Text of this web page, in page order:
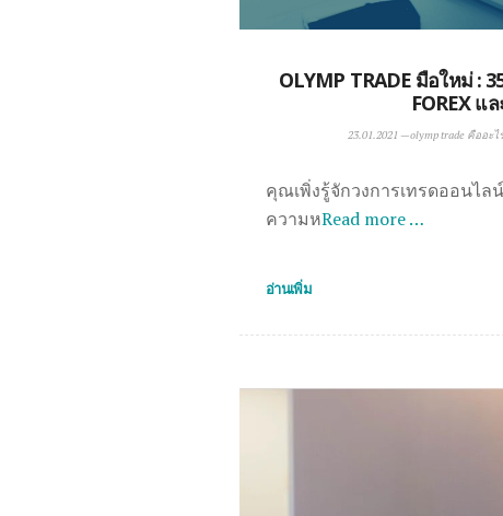
OLYMP TRADE มือใหม่ :
FOREX แ
23.01.2021 —olymp trade คืออะไร
คุณเพิ่งรู้จักวงการเทรดออนไล
ความหRead more …
อ่านเพิ่ม